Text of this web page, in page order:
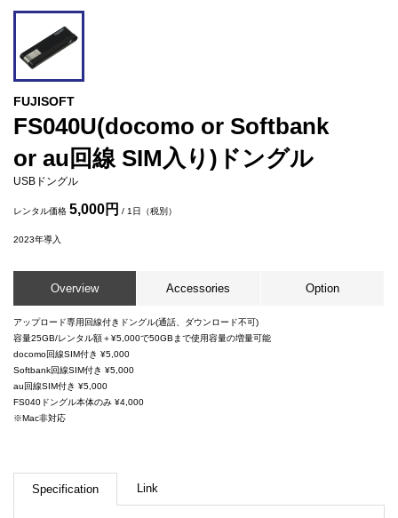
FUJISOFT
FS040U(docomo or Softbank
or au回線 SIM入り)ドングル
USBドングル
レンタル価格 5,000円 / 1日（税別）
2023年導入
Overview Accessories Option
アップロード専用回線付きドングル(通話、ダウンロード不可)
容量25GB/レンタル額＋¥5,000で50GBまで使用容量の増量可能
docomo回線SIM付き ¥5,000
Softbank回線SIM付き ¥5,000
au回線SIM付き ¥5,000
FS040ドングル本体のみ ¥4,000
※Mac非対応
Specification Link